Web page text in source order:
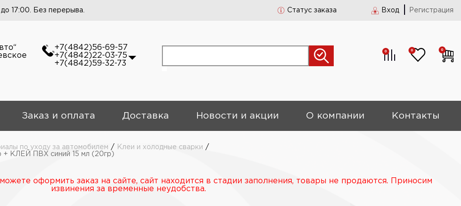
17:00. Без перерыва. Статус заказа Вход Регистрация
+7(4842)56-69-57
+7(4842)22-03-75
+7(4842)59-32-73
0 0 0
Заказ и оплата Доставка Новости и акции О компании Контакты
по уходу за автомобилем / Клеи и холодные сварки /
КЛЕЙ ПВХ синий 15 мл (20гр)
оформить заказ на сайте, сайт находится в стадии заполнения, товары не продаются. Приносим
извинения за временные неудобства.